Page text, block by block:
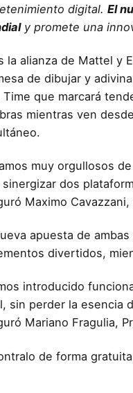
digital. El
y promete una
la alianza de Mattel y
de dibujar y
Time que marcará
mientras ven
muy orgullosos
sinergizar dos
Maximo Cavazzani,
apuesta de
divertidos,
introducido
sin perder la esencia
Mariano Fragulia,
de forma